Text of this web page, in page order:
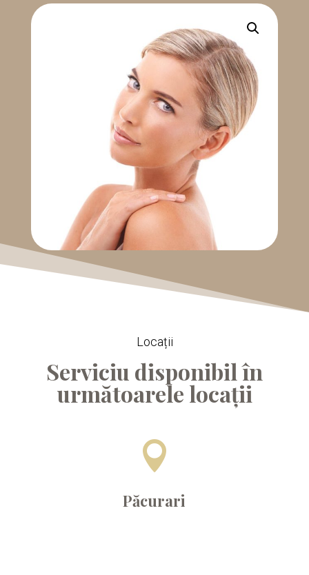
Locații
Serviciu disponibil în
următoarele locații

Păcurari